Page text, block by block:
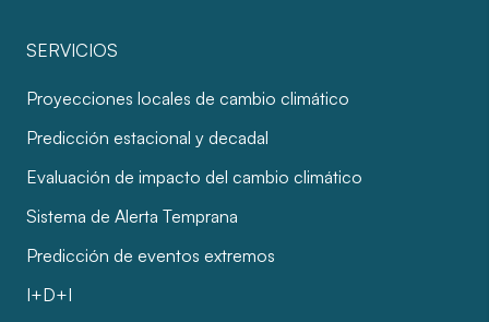
SERVICIOS
Proyecciones locales de cambio climático
Predicción estacional y decadal
Evaluación de impacto del cambio climático
Sistema de Alerta Temprana
Predicción de eventos extremos
I+D+I